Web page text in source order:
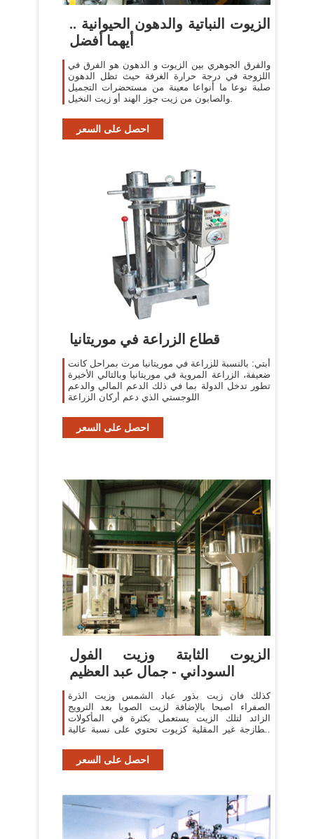
الزيوت النباتية والدهون الحيوانية ..
أيهما أفضل
والفرق الجوهري بين الزيوت و الدهون هو الفرق في
اللزوجة في درجة حرارة الغرفة حيث تظل الدهون
صلبة نوعا ما أنواعا معينة من مستحضرات التجميل
والصابون من زيت جوز الهند أو زيت النخيل.
احصل على السعر
قطاع الزراعة في موريتانيا
أبتي: بالنسبة للزراعة في موريتانيا مرت بمراحل كانت
ضعيفة، الزراعة المروية في موريتانيا وبالتالي الأخيرة
تطور تدخل الدولة بما في ذلك الدعم المالي والدعم
اللوجستي الذي دعم أركان الزراعة
احصل على السعر
الزيوت الثابتة وزيت الفول
السوداني - جمال عبد العظيم
كذلك فان زيت بذور عباد الشمس وزيت الذرة
الصفراء اصبحا بالإضافة لزيت الصويا بعد الترويج
الزائد لتلك الزيت يستعمل بكثرة في المأكولات
الطازجة غير المقلية كزيوت تحتوي على نسبة عالية
احصل على السعر